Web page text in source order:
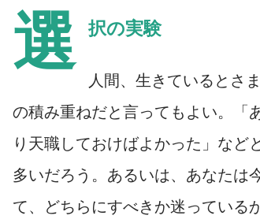
選 択の実験
人間、生きているとさ
の積み重ねだと言ってもよい。「
り天職しておけばよかった」など
多いだろう。あるいは、あなたは
て、どちらにすべきか迷っている